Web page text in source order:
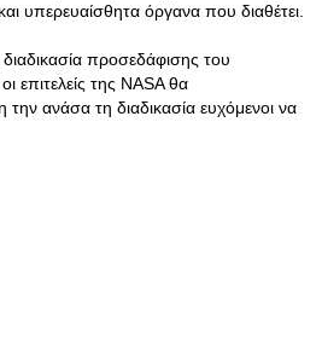
υπερευαίσθητα όργανα που διαθέτει.
προσεδάφισης του
επιτελείς της NASA θα
ανάσα τη διαδικασία ευχόμενοι να